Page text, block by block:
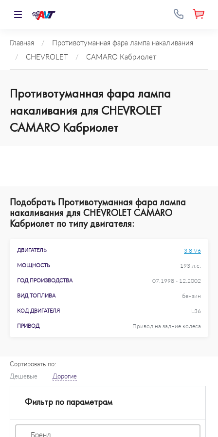
Главная /
Противотуманная фара лампа накаливания
/
CHEVROLET / CAMARO Кабриолет
Противотуманная фара лампа
накаливания для CHEVROLET
CAMARO Кабриолет
Подобрать Противотуманная фара лампа
накаливания для CHEVROLET CAMARO
Кабриолет по типу двигателя:
ДВИГАТЕЛЬ 3.8 V6
МОЩНОСТЬ 193 л.с.
ГОД ПРОИЗВОДСТВА 07.1998 - 12.2002
ВИД ТОПЛИВА бензин
КОД ДВИГАТЕЛЯ L36
ПРИВОД Привод на задние колеса
Сортировать по:
Дешевые
Дорогие
Фильтр по параметрам
Бренд